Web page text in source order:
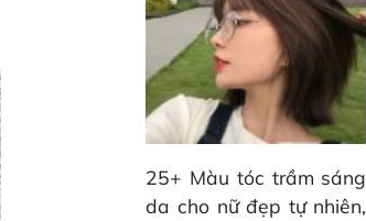
25+ Màu tóc trầm sáng
da cho nữ đẹp tự nhiên,